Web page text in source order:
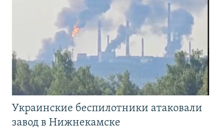
Украинские беспилотники атаковали
завод в Нижнекамске